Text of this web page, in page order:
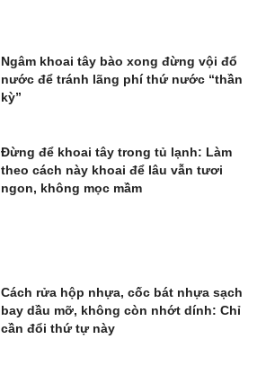
Ngâm khoai tây bào xong đừng vội đổ
nước để tránh lãng phí thứ nước “thần
kỳ”
Đừng để khoai tây trong tủ lạnh: Làm
theo cách này khoai để lâu vẫn tươi
ngon, không mọc mầm
Cách rửa hộp nhựa, cốc bát nhựa sạch
bay dầu mỡ, không còn nhớt dính: Chỉ
cần đổi thứ tự này